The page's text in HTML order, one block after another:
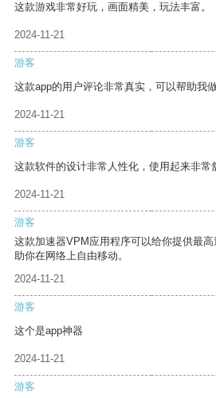
这款游戏非常好玩，画面精美，玩法丰富。
2024-11-21
游客
这款app的用户评论非常真实，可以帮助我
2024-11-21
游客
这款软件的设计非常人性化，使用起来非常
2024-11-21
游客
这款加速器VPM应用程序可以给你提供最
助你在网络上自由移动。
2024-11-21
游客
这个是app神器
2024-11-21
游客